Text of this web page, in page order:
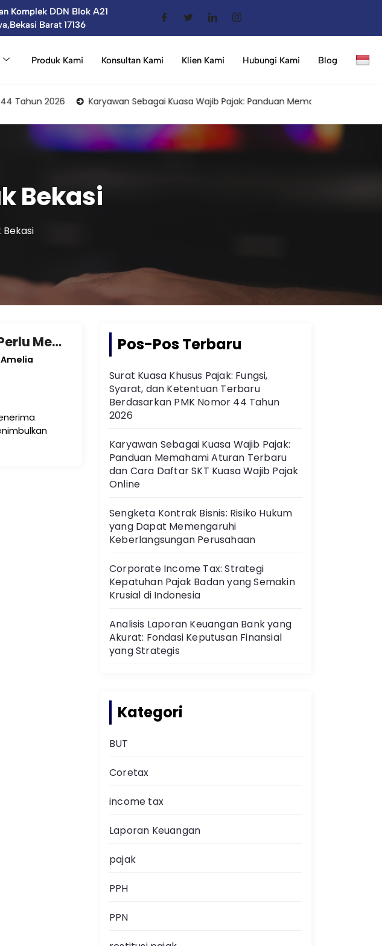
Komplek DDN Blok A21
Barat 17136
Produk Kami Konsultan Kami Klien Kami Hubungi Kami Blog
2026 Karyawan Sebagai Kuasa Wajib Pajak: Panduan Memahami Aturan Terbaru
Bekasi
Bekasi
Kapan Wajib Pajak Perlu Mengajukan Peninjauan Kembali atas Putusan Pajak di Bekasi Pos-Pos Terbaru
Surat Kuasa Khusus Pajak: Fungsi,
Syarat, dan Ketentuan Terbaru
Berdasarkan PMK Nomor 44 Tahun
2026
Karyawan Sebagai Kuasa Wajib Pajak:
Panduan Memahami Aturan Terbaru
dan Cara Daftar SKT Kuasa Wajib Pajak
Online
Sengketa Kontrak Bisnis: Risiko Hukum
yang Dapat Memengaruhi
Keberlangsungan Perusahaan
Corporate Income Tax: Strategi
Kepatuhan Pajak Badan yang Semakin
Krusial di Indonesia
Analisis Laporan Keuangan Bank yang
Akurat: Fondasi Keputusan Finansial
yang Strategis
Kategori
BUT
Coretax
income tax
Laporan Keuangan
pajak
PPH
PPN